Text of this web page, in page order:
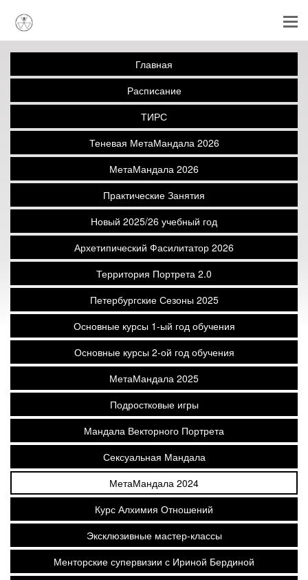
Главная
Расписание
ТИРС
Теневая МетаМандала 2026
МетаМандала 2026
Практические Занятия
Новый 2025/26 учебный год
Архетипический Фасилитатор 2026
Территория Портрета 2.0
Петербургские Сезоны 2025
Основные курсы 1-ый год обучения
Основные курсы 2-ой год обучения
МетаМандала 2025
Подростковые игры
Мандала Векторного Портрета
Сексуальная Мандала
МетаМандала 2024
Курс Алхимия Отношений
Эксклюзивные мастер-классы
Менторские супервизии с Ириной Бердиной